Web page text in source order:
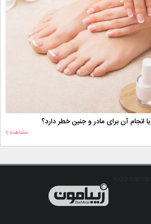
انجام آن برای مادر و جنین خطر دارد؟
مشاهده